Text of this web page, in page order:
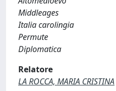
Middleages
Italia carolingia
Permute
Diplomatica
Relatore
LA ROCCA, MARIA CRISTINA